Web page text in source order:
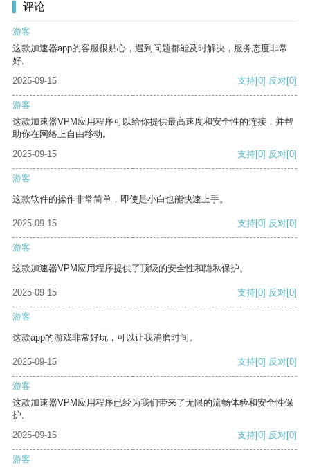
评论
游客
这款加速器app的客服很贴心，遇到问题都能及时解决，服务态度非常
好。
2025-09-15
支持[0] 反对[0]
游客
这款加速器VPM应用程序可以给你提供最高速度和安全性的连接，并帮
助你在网络上自由移动。
2025-09-15
支持[0] 反对[0]
游客
这款软件的操作非常简单，即使是小白也能快速上手。
2025-09-15 支持[0] 反对[0]
游客
这款加速器VPM应用程序提供了顶级的安全性和隐私保护。
2025-09-15 支持[0] 反对[0]
游客
这款app的游戏非常好玩，可以让我消磨时间。
2025-09-15 支持[0] 反对[0]
游客
这款加速器VPM应用程序已经为我们带来了无限的流畅体验和安全性保
护。
2025-09-15
支持[0] 反对[0]
游客